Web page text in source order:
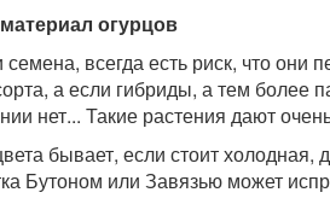
огурцов
семена, всегда есть риск, что
а если гибриды, а тем более
нет... Такие растения дают
бывает, если стоит
Бутоном или Завязью может